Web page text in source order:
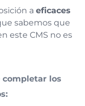
a eficaces
sabemos que
este CMS no es
completar los